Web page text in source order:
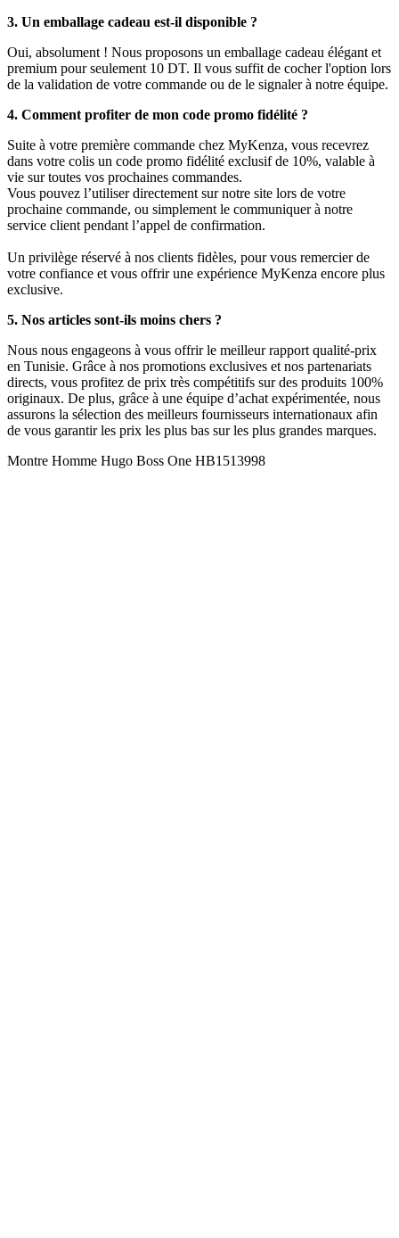
3. Un emballage cadeau est-il disponible ?
Oui, absolument ! Nous proposons un emballage cadeau élégant et
premium pour seulement 10 DT. Il vous suffit de cocher l'option lors
de la validation de votre commande ou de le signaler à notre équipe.
4. Comment profiter de mon code promo fidélité ?
Suite à votre première commande chez MyKenza, vous recevrez
dans votre colis un code promo fidélité exclusif de 10%, valable à
vie sur toutes vos prochaines commandes.
Vous pouvez l’utiliser directement sur notre site lors de votre
prochaine commande, ou simplement le communiquer à notre
service client pendant l’appel de confirmation.
Un privilège réservé à nos clients fidèles, pour vous remercier de
votre confiance et vous offrir une expérience MyKenza encore plus
exclusive.
5. Nos articles sont-ils moins chers ?
Nous nous engageons à vous offrir le meilleur rapport qualité-prix
en Tunisie. Grâce à nos promotions exclusives et nos partenariats
directs, vous profitez de prix très compétitifs sur des produits 100%
originaux. De plus, grâce à une équipe d’achat expérimentée, nous
assurons la sélection des meilleurs fournisseurs internationaux afin
de vous garantir les prix les plus bas sur les plus grandes marques.
Montre Homme Hugo Boss One HB1513998